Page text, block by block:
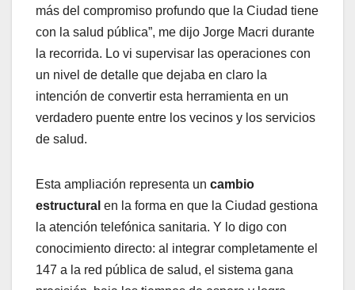
más del compromiso profundo que la Ciudad tiene
con la salud pública”, me dijo Jorge Macri durante
la recorrida. Lo vi supervisar las operaciones con
un nivel de detalle que dejaba en claro la
intención de convertir esta herramienta en un
verdadero puente entre los vecinos y los servicios
de salud.
Esta ampliación representa un cambio
estructural en la forma en que la Ciudad gestiona
la atención telefónica sanitaria. Y lo digo con
conocimiento directo: al integrar completamente el
147 a la red pública de salud, el sistema gana